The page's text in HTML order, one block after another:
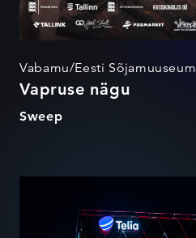
Vabamu/Eesti Sõjamuuseum
Vapruse nägu
Sweep